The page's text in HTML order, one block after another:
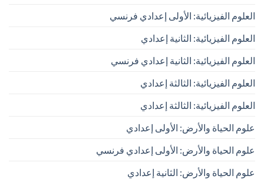
العلوم الفيزيائية: الأولى إعدادي فرنسي
العلوم الفيزيائية: الثانية إعدادي
العلوم الفيزيائية: الثانية إعدادي فرنسي
العلوم الفيزيائية: الثالثة إعدادي
العلوم الفيزيائية: الثالثة إعدادي
علوم الحياة والأرض: الأولى إعدادي
علوم الحياة والأرض: الأولى إعدادي فرنسي
علوم الحياة والأرض: الثانية إعدادي